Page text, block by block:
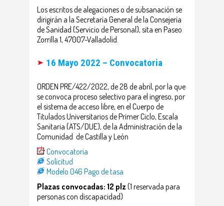
Los escritos de alegaciones o de subsanación se
dirigirán a la Secretaría General de la Consejería
de Sanidad (Servicio de Personal), sita en Paseo
Zorrilla 1, 47007-Valladolid.
16 Mayo 2022 – Convocatoria
ORDEN PRE/422/2022, de 28 de abril, por la que
se convoca proceso selectivo para el ingreso, por
el sistema de acceso libre, en el Cuerpo de
Titulados Universitarios de Primer Ciclo, Escala
Sanitaria (ATS/DUE), de la Administración de la
Comunidad de Castilla y León
Convocatoria
Solicitud
Modelo 046 Pago de tasa
Plazas convocadas: 12 plz(1 reservada para
personas con discapacidad)